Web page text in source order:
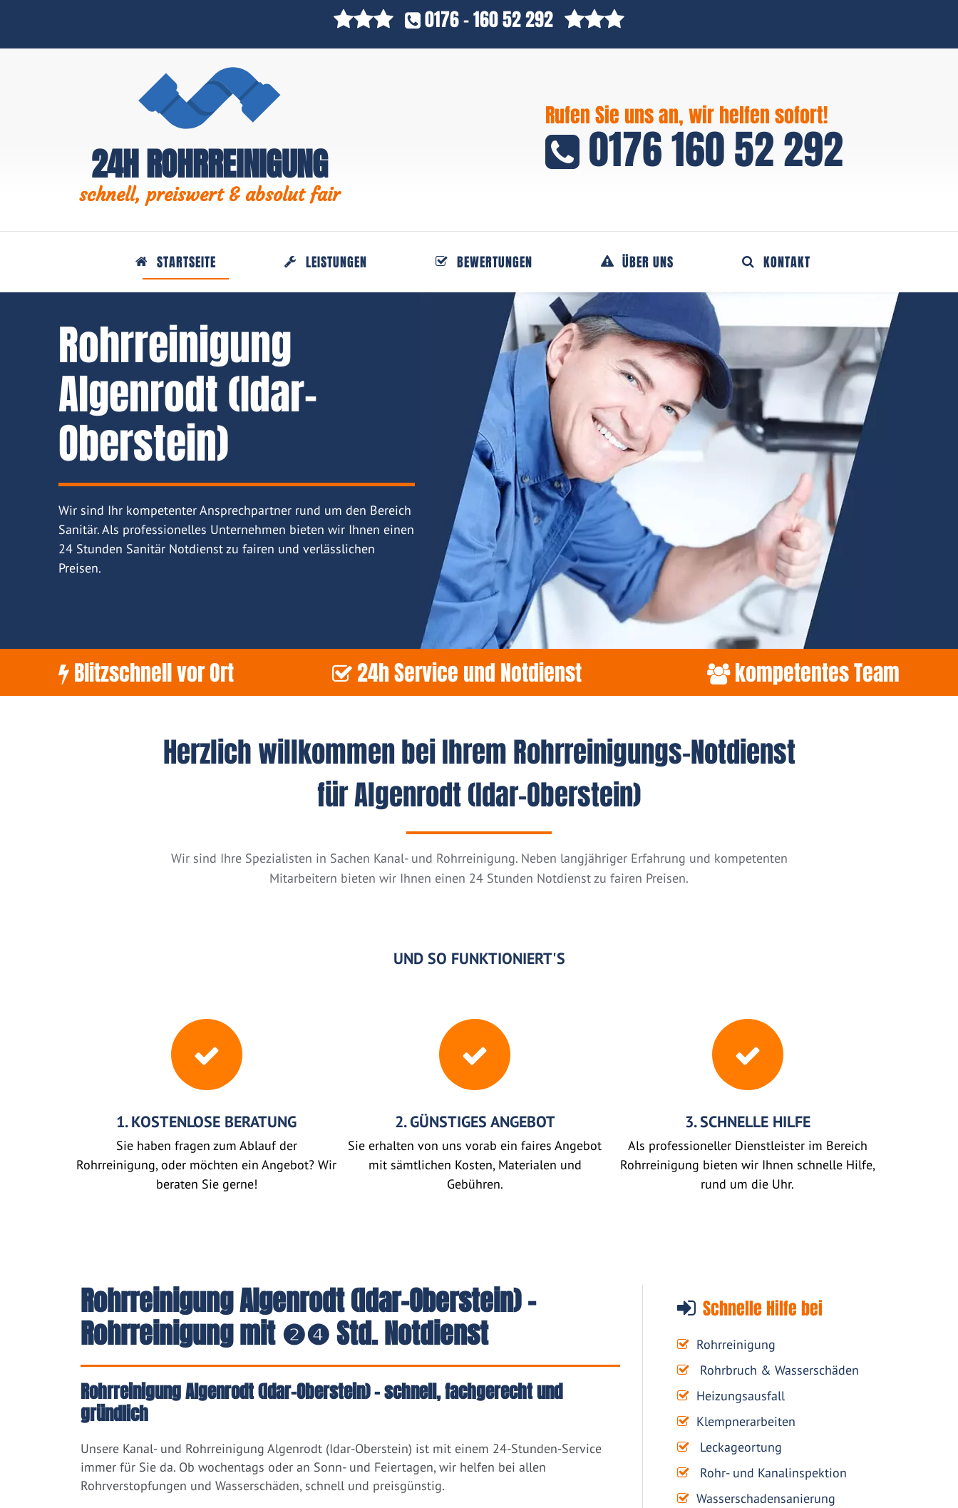
0176 - 160 52 292
Rufen Sie uns an, wir helfen sofort!
0176 160 52 292
24H ROHRREINIGUNG
schnell, preiswert & absolut fair
STARTSEITE LEISTUNGEN BEWERTUNGEN ÜBER UNS KONTAKT
Rohrreinigung
Algenrodt (Idar-
Oberstein)
Wir sind Ihr kompetenter Ansprechpartner rund um den Bereich
Sanitär. Als professionelles Unternehmen bieten wir Ihnen einen
24 Stunden Sanitär Notdienst zu fairen und verlässlichen
Preisen.
Blitzschnell vor Ort 24h Service und Notdienst kompetentes Team
Herzlich willkommen bei Ihrem Rohrreinigungs-Notdienst
für Algenrodt (Idar-Oberstein)
Wir sind Ihre Spezialisten in Sachen Kanal- und Rohrreinigung. Neben langjähriger Erfahrung und kompetenten
Mitarbeitern bieten wir Ihnen einen 24 Stunden Notdienst zu fairen Preisen.
UND SO FUNKTIONIERT'S
1. KOSTENLOSE BERATUNG
Sie haben fragen zum Ablauf der
Rohrreinigung, oder möchten ein Angebot? Wir
beraten Sie gerne!
2. GÜNSTIGES ANGEBOT
Sie erhalten von uns vorab ein faires Angebot
mit sämtlichen Kosten, Materialen und
Gebühren.
3. SCHNELLE HILFE
Als professioneller Dienstleister im Bereich
Rohrreinigung bieten wir Ihnen schnelle Hilfe,
rund um die Uhr.
Schnelle Hilfe bei
Rohrreinigung
Rohrbruch & Wasserschäden
Heizungsausfall
Klempnerarbeiten
Leckageortung
Rohr- und Kanalinspektion
Wasserschadensanierung
Rohrreinigung Algenrodt (Idar-Oberstein) -
Rohrreinigung mit ❷❹ Std. Notdienst
Rohrreinigung Algenrodt (Idar-Oberstein) – schnell, fachgerecht und
gründlich
Unsere Kanal- und Rohrreinigung Algenrodt (Idar-Oberstein) ist mit einem 24-Stunden-Service
immer für Sie da. Ob wochentags oder an Sonn- und Feiertagen, wir helfen bei allen
Rohrverstopfungen und Wasserschäden, schnell und preisgünstig.